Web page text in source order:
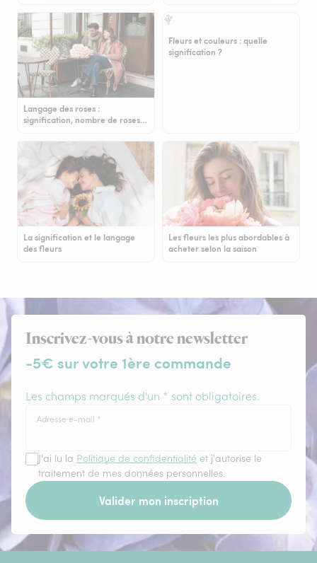
Langage des roses :
signification, nombre de roses…
Fleurs et couleurs : quelle
signification ?
La signification et le langage
des fleurs
Les fleurs les plus abordables à
acheter selon la saison
Inscrivez-vous à notre newsletter
-5€ sur votre 1ère commande
Les champs marqués d'un * sont obligatoires.
Adresse e-mail *
J'ai lu la Politique de confidentialité et j'autorise le
traitement de mes données personnelles.
Valider mon inscription